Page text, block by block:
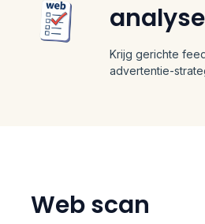
analyse
Krijg gerichte
advertentie-
Web scan